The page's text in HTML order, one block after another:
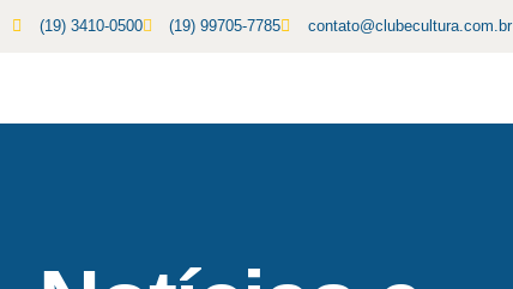
(19) 3410-0500 (19) 99705-7785 contato@clubecultura.com.br